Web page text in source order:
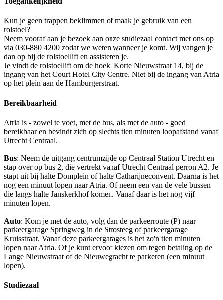
Kun je geen trappen beklimmen of maak je gebruik van een
rolstoel?
Neem vooraf aan je bezoek aan onze studiezaal contact met ons op
via 030-880 4200 zodat we weten wanneer je komt. Wij vangen je
dan op bij de rolstoellift en assisteren je.
Je vindt de rolstoellift om de hoek: Korte Nieuwstraat 14, bij de
ingang van het Court Hotel City Centre. Niet bij de ingang van Atria
op het plein aan de Hamburgerstraat.
Bereikbaarheid
Atria is - zowel te voet, met de bus, als met de auto - goed
bereikbaar en bevindt zich op slechts tien minuten loopafstand vanaf
Utrecht Centraal.
Bus: Neem de uitgang centrumzijde op Centraal Station Utrecht en
stap over op bus 2, die vertrekt vanaf Utrecht Centraal perron A2. Je
stapt uit bij halte Domplein of halte Catharijneconvent. Daarna is het
nog een minuut lopen naar Atria. Of neem een van de vele bussen
die langs halte Janskerkhof komen. Vanaf daar is het nog vijf
minuten lopen.
Auto: Kom je met de auto, volg dan de parkeerroute (P) naar
parkeergarage Springweg in de Strosteeg of parkeergarage
Kruisstraat. Vanaf deze parkeergarages is het zo'n tien minuten
lopen naar Atria. Of je kunt ervoor kiezen om tegen betaling op de
Lange Nieuwstraat of de Nieuwegracht te parkeren (een minuut
lopen).
Studiezaal